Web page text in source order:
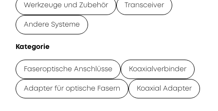
Werkzeuge und Zubehör Transceiver
Andere Systeme
Kategorie
Faseroptische Anschlüsse Koaxialverbinder
Adapter für optische Fasern Koaxial Adapter